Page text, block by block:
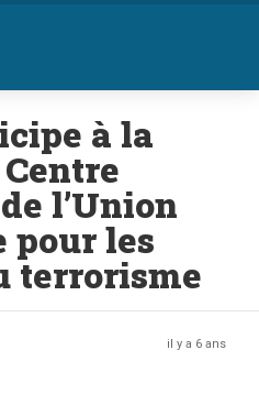
à la
l’Union
pour les
terrorisme
il y a 6 ans